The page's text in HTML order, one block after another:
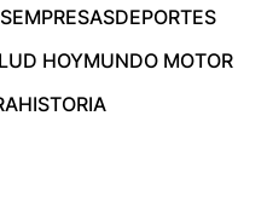
EMPRESASDEPORTES
HOYMUNDO MOTOR
HISTORIA